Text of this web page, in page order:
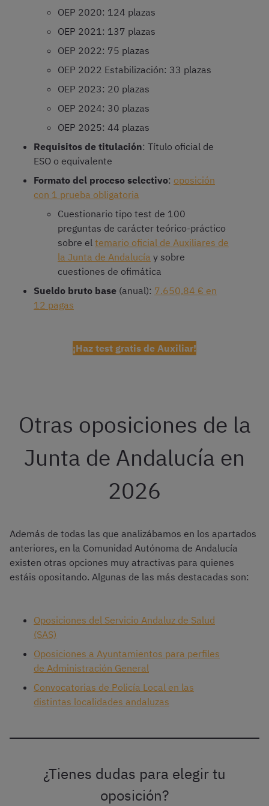
OEP 2020: 124 plazas
OEP 2021: 137 plazas
OEP 2022: 75 plazas
OEP 2022 Estabilización: 33 plazas
OEP 2023: 20 plazas
OEP 2024: 30 plazas
OEP 2025: 44 plazas
Requisitos de titulación: Título oficial de
ESO o equivalente
Formato del proceso selectivo: oposición
con 1 prueba obligatoria
Cuestionario tipo test de 100
preguntas de carácter teórico-práctico
sobre el temario oficial de Auxiliares de
la Junta de Andalucía y sobre
cuestiones de ofimática
Sueldo bruto base (anual): 7.650,84 € en
12 pagas
¡Haz test gratis de Auxiliar!
Otras oposiciones de la
Junta de Andalucía en
2026
Además de todas las que analizábamos en los apartados
anteriores, en la Comunidad Autónoma de Andalucía
existen otras opciones muy atractivas para quienes
estáis opositando. Algunas de las más destacadas son:
Oposiciones del Servicio Andaluz de Salud
(SAS)
Oposiciones a Ayuntamientos para perfiles
de Administración General
Convocatorias de Policía Local en las
distintas localidades andaluzas
¿Tienes dudas para elegir tu
oposición?